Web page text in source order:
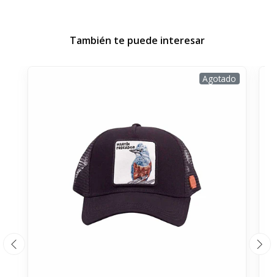
También te puede interesar
Agotado